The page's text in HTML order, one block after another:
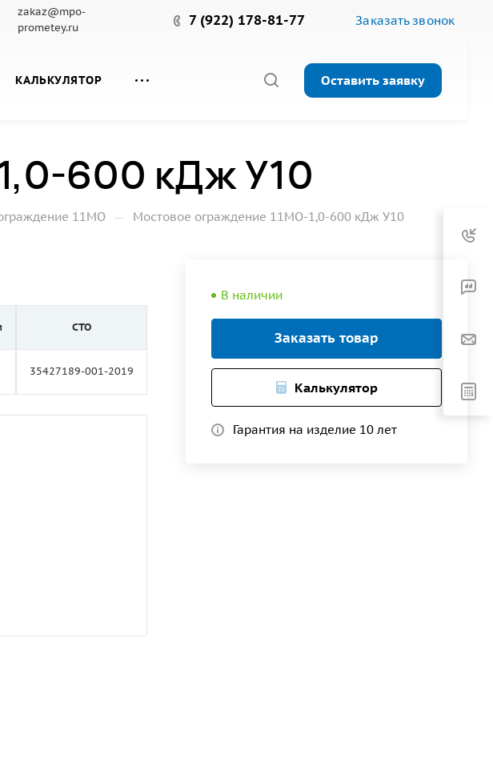
zakaz@mpo-
prometey.ru
7 (922) 178-81-77 Заказать звонок
КАЛЬКУЛЯТОР Оставить заявку
600 кДж У10
11МО — Мостовое ограждение 11МО-1,0-600 кДж У10
В наличии
Заказать товар
Калькулятор
Гарантия на изделие 10 лет
СТО
35427189-001-2019